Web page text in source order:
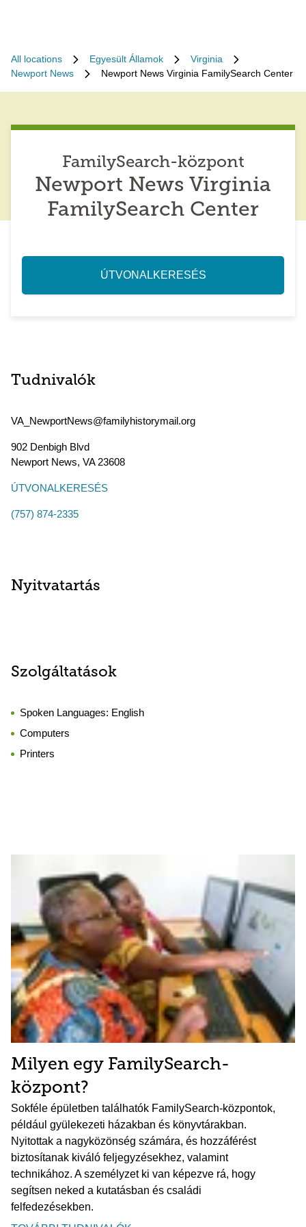
All locations Egyesült Államok
Virginia
Newport News
Newport News Virginia FamilySearch Center
FamilySearch-központ
Newport News Virginia
FamilySearch Center
ÚTVONALKERESÉS
Tudnivalók
VA_NewportNews@familyhistorymail.org
902 Denbigh Blvd
Newport News, VA23608
ÚTVONALKERESÉS
(757) 874-2335
Nyitvatartás
Szolgáltatások
Spoken Languages: English
Computers
Printers
Milyen egy FamilySearch-
központ?
Sokféle épületben találhatók FamilySearch-központok,
például gyülekezeti házakban és könyvtárakban.
Nyitottak a nagyközönség számára, és hozzáférést
biztosítanak kiváló feljegyzésekhez, valamint
technikához. A személyzet ki van képezve rá, hogy
segítsen neked a kutatásban és családi
felfedezésekben.